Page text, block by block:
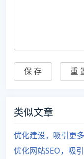
类似文章
优化建设，吸引更多
优化网站SEO，吸引